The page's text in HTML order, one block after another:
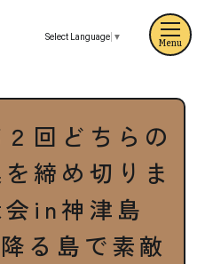
Select Language ▼
２回どちらの
締め切りま
会in神津島
る島で素敵
Menu